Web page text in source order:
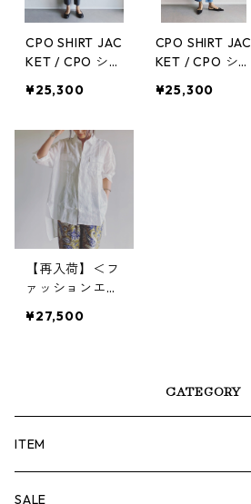
CPO SHIRT JAC
KET / CPO シャ
WB25113-GRE
¥25,300
CPO SHIRT JAC
KET / CPO シャ
WB25106-LIG
¥25,300
【再入荷】＜フ
ァッションエデ
みさんコラボ＞
¥27,500
CATEGORY
ITEM
TOPS
SALE